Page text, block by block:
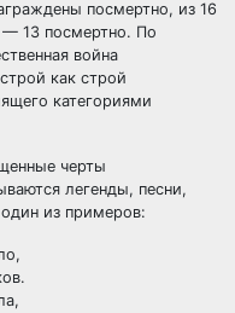
посмертно, из 16
— 13 посмертно. По
война
как строй
категориями
черты
легенды, песни,
из примеров: